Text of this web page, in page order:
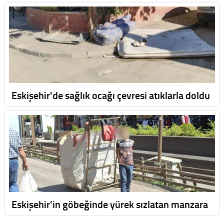
Eskişehir'de sağlık ocağı çevresi atıklarla doldu
Eskişehir'in göbeğinde yürek sızlatan manzara